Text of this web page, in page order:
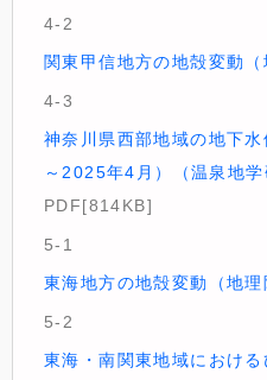
4-2
関東甲信地方の地殻変動（
4-3
神奈川県西部地域の地下
～2025年4月）（温泉地学
PDF[814KB]
5-1
東海地方の地殻変動（地理
5-2
東海・南関東地域におけ